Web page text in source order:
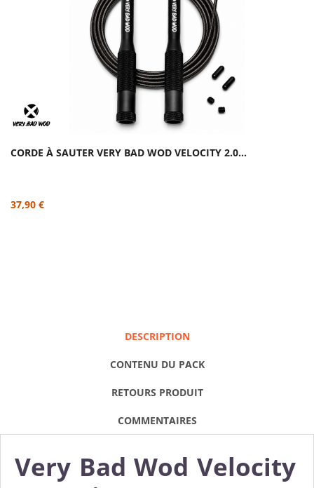
CORDE À SAUTER VERY BAD WOD VELOCITY 2.0...
37,90 €
DESCRIPTION
CONTENU DU PACK
RETOURS PRODUIT
COMMENTAIRES
Very Bad Wod Velocity